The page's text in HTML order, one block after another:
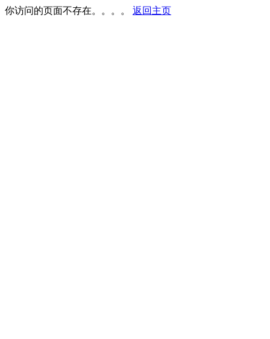
你访问的页面不存在。。。。 返回主页